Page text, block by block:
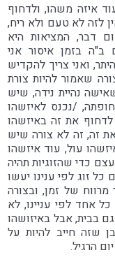
איזה משהו, ולדחוף
לזה לא טעם ולא ריח,
דבר, המציאות היא
בזמן איסור אני
ואני צריך להקדיש
שאמור להיות צורת
נהיית נידה, שיש
/נכנס לאיזשהו
את זה באיזשהו
זה, זה לא צורה שיש
עול, עוד איזשהו
כדי שהזוגיות תהיה
זוג לפי ענינו יעשו
של זמן, ובצורה
אחד לפי עניינו, לא
בבית, אבל באיזושהו
שזה חייב להיות על
הרגיל.